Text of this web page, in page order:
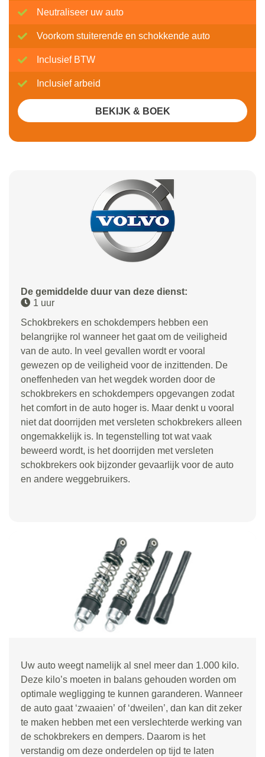
De gemiddelde duur van deze dienst:
1 uur
Schokbrekers en schokdempers hebben een
belangrijke rol wanneer het gaat om de veiligheid
van de auto. In veel gevallen wordt er vooral
gewezen op de veiligheid voor de inzittenden. De
oneffenheden van het wegdek worden door de
schokbrekers en schokdempers opgevangen zodat
het comfort in de auto hoger is. Maar denkt u vooral
niet dat doorrijden met versleten schokbrekers alleen
ongemakkelijk is. In tegenstelling tot wat vaak
beweerd wordt, is het doorrijden met versleten
schokbrekers ook bijzonder gevaarlijk voor de auto
en andere weggebruikers.
Neutraliseer uw auto
Voorkom stuiterende en schokkende auto
Inclusief BTW
Inclusief arbeid
BEKIJK & BOEK
Uw auto weegt namelijk al snel meer dan 1.000 kilo.
Deze kilo’s moeten in balans gehouden worden om
optimale wegligging te kunnen garanderen. Wanneer
de auto gaat ‘zwaaien’ of ‘dweilen’, dan kan dit zeker
te maken hebben met een verslechterde werking van
de schokbrekers en dempers. Daarom is het
verstandig om deze onderdelen op tijd te laten